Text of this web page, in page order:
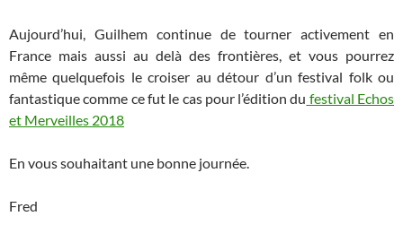
Aujourd’hui, Guilhem continue de tourner activement en
France mais aussi au delà des frontières, et vous pourrez
même quelquefois le croiser au détour d’un festival folk ou
fantastique comme ce fut le cas pour l’édition du festival Echos
et Merveilles 2018
En vous souhaitant une bonne journée.
Fred